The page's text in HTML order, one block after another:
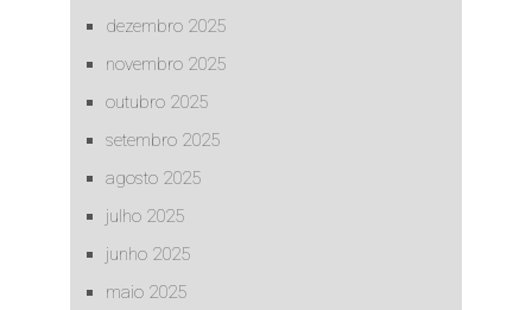
dezembro 2025
novembro 2025
outubro 2025
setembro 2025
agosto 2025
julho 2025
junho 2025
maio 2025